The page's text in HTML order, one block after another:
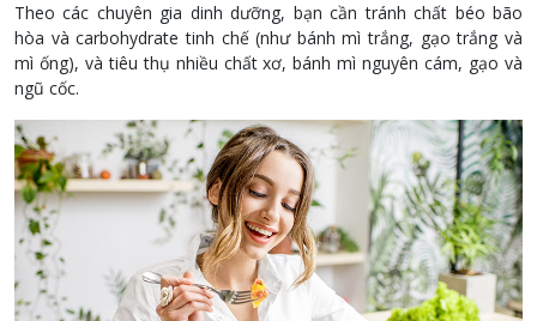
Theo các chuyên gia dinh dưỡng, bạn cần tránh chất béo bão
hòa và carbohydrate tinh chế (như bánh mì trắng, gạo trắng và
mì ống), và tiêu thụ nhiều chất xơ, bánh mì nguyên cám, gạo và
ngũ cốc.